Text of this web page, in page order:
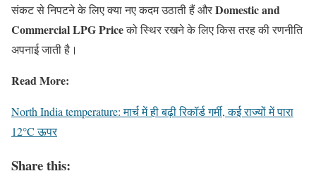
संकट से निपटने के लिए क्या नए कदम उठाती हैं औरDomestic and
Commercial LPG Priceको स्थिर रखने के लिए किस तरह की रणनीति
अपनाई जाती है।
Read More:
North India temperature: मार्च में ही बढ़ी रिकॉर्ड गर्मी, कई राज्यों में पारा
12°C ऊपर
Share this: